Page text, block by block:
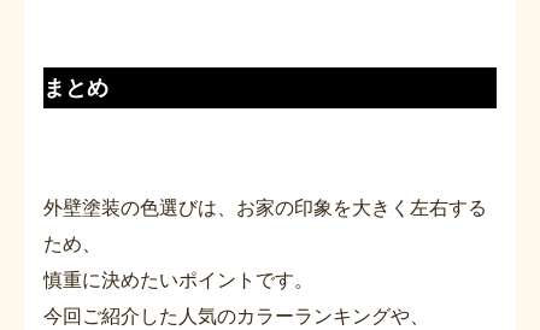
まとめ
外壁塗装の色選びは、お家の印象を大きく左右する
ため、
慎重に決めたいポイントです。
今回ご紹介した人気のカラーランキングや、